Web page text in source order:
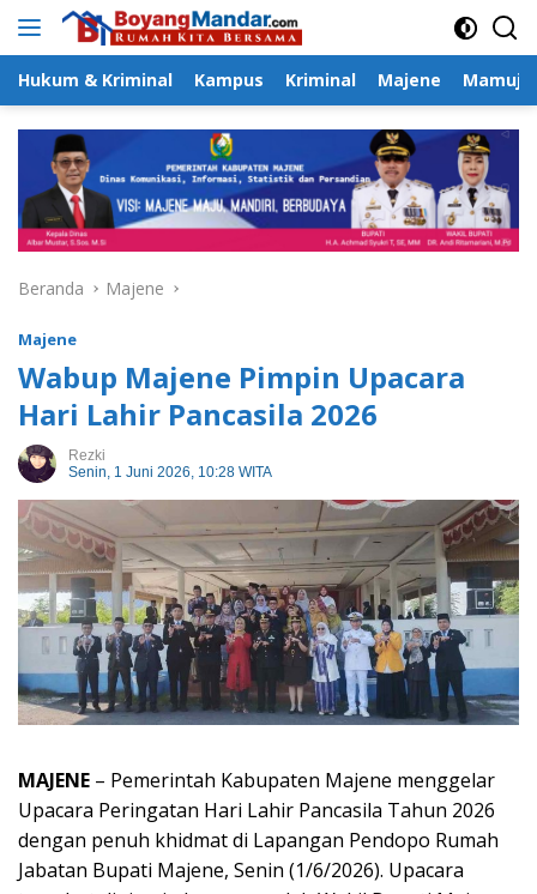
Langsung
Hukum & Kriminal Kampus Kriminal Majene Mamuju
Beranda Majene
Majene
Wabup Majene Pimpin Upacara
Hari Lahir Pancasila 2026
Rezki
Senin, 1 Juni 2026, 10:28 WITA
MAJENE – Pemerintah Kabupaten Majene menggelar
Upacara Peringatan Hari Lahir Pancasila Tahun 2026
dengan penuh khidmat di Lapangan Pendopo Rumah
Jabatan Bupati Majene, Senin (1/6/2026). Upacara